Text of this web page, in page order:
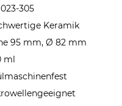
305
Keramik
95 mm, Ø 82 mm
ml